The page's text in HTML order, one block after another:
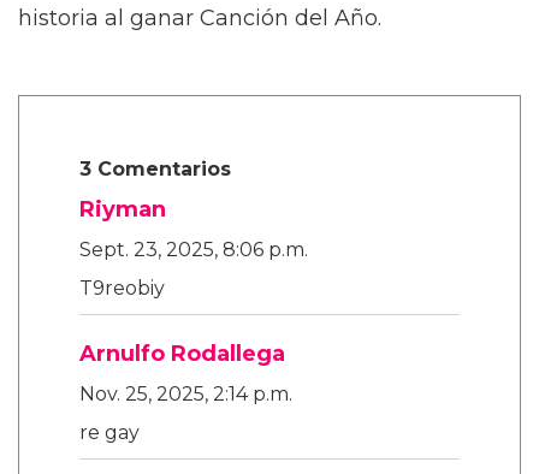
historia al ganar Canción del Año.
3 Comentarios
Riyman
Sept. 23, 2025, 8:06 p.m.
T9reobiy
Arnulfo Rodallega
Nov. 25, 2025, 2:14 p.m.
re gay